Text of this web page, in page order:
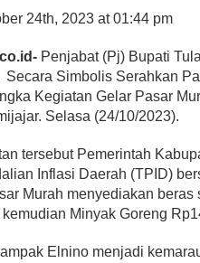
24th, 2023 at 01:44 pm
Penjabat (Pj) Bupati
Secara Simbolis Serahkan
Kegiatan Gelar Pasar
Selasa (24/10/2023).
tersebut Pemerintah
Inflasi Daerah (TPID)
Murah menyediakan beras
Minyak Goreng
Elnino menjadi